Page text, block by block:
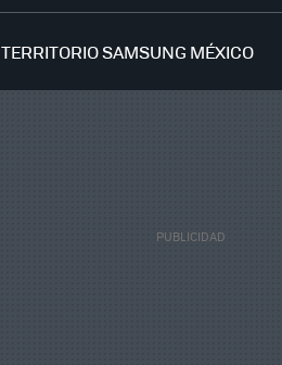
TERRITORIO SAMSUNG MÉXICO